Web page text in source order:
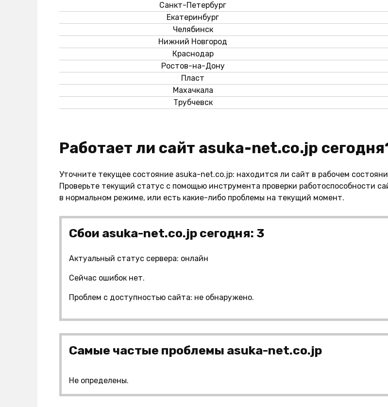
Санкт-Петербург
Екатеринбург
Челябинск
Нижний Новгород
Краснодар
Ростов-на-Дону
Пласт
Махачкала
Трубчевск
Работает ли сайт asuka-net.co.jp
Уточните текущее состояние asuka-net.co.jp: находится ли сайт в рабочем
Проверьте текущий статус с помощью инструмента проверки работоспособности
в нормальном режиме, или есть какие-либо проблемы на текущий момент.
Сбои asuka-net.co.jp сегодня: 3
Актуальный статус сервера: онлайн
Сейчас ошибок нет.
Проблем с доступностью сайта: не обнаружено.
Самые частые проблемы asuka-net.co.jp
Не определены.